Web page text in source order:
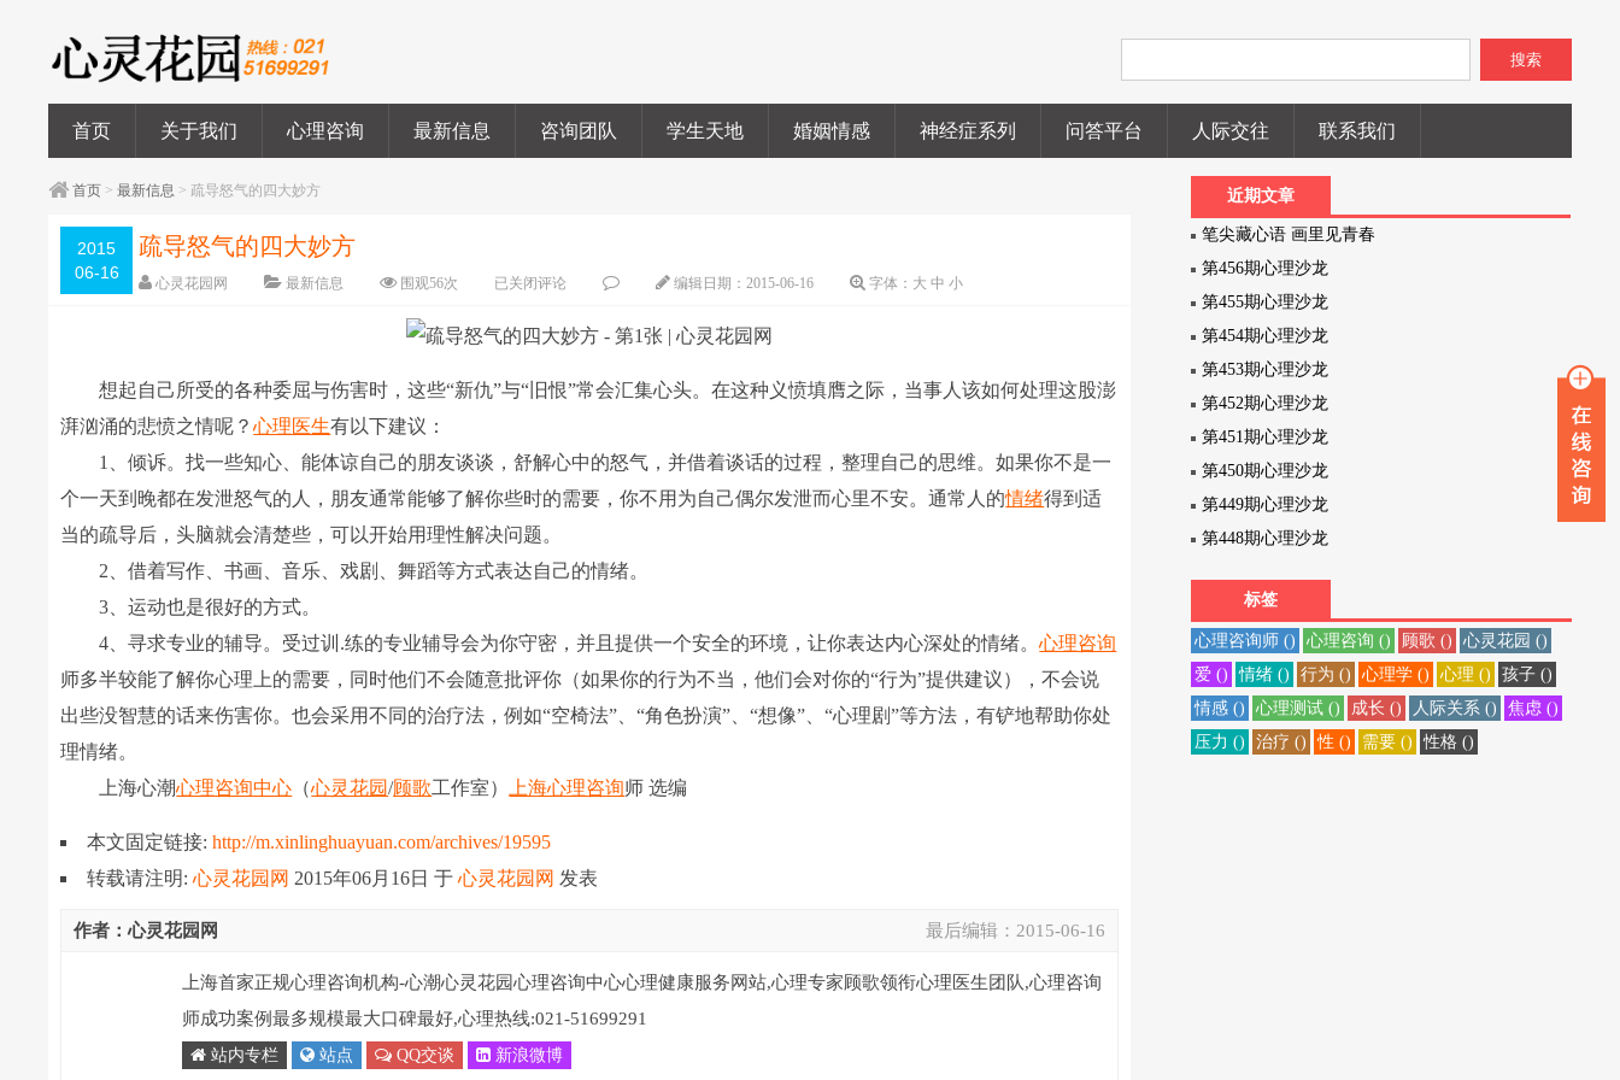
搜索
首页 关于我们 心理咨询 最新信息 咨询团队 学生天地 婚姻情感 神经症系列 问答平台 人际交往 联系我们
首页 >最新信息 > 疏导怒气的四大妙方
2015
06-16
疏导怒气的四大妙方
心灵花园网 最新信息 围观56次 已关闭评论 编辑日期：2015-06-16 字体： 大 中 小
想起自己所受的各种委屈与伤害时，这些“新仇”与“旧恨”常会汇集心头。在这种义愤填膺之际，当事人该如何处理这股澎
湃汹涌的悲愤之情呢？心理医生有以下建议：
1、倾诉。找一些知心、能体谅自己的朋友谈谈，舒解心中的怒气，并借着谈话的过程，整理自己的思维。如果你不是一
个一天到晚都在发泄怒气的人，朋友通常能够了解你些时的需要，你不用为自己偶尔发泄而心里不安。通常人的情绪得到适
当的疏导后，头脑就会清楚些，可以开始用理性解决问题。
2、借着写作、书画、音乐、戏剧、舞蹈等方式表达自己的情绪。
3、运动也是很好的方式。
4、寻求专业的辅导。受过训.练的专业辅导会为你守密，并且提供一个安全的环境，让你表达内心深处的情绪。心理咨询
师多半较能了解你心理上的需要，同时他们不会随意批评你（如果你的行为不当，他们会对你的“行为”提供建议），不会说
出些没智慧的话来伤害你。也会采用不同的治疗法，例如“空椅法”、“角色扮演”、“想像”、“心理剧”等方法，有铲地帮助你处
理情绪。
上海心潮心理咨询中心 （心灵花园/顾歌工作室） 上海心理咨询师 选编
本文固定链接:http://m.xinlinghuayuan.com/archives/19595
转载请注明:心灵花园网 2015年06月16日于心灵花园网 发表
最后编辑： 2015-06-16
作者：心灵花园网
上海首家正规心理咨询机构-心潮心灵花园心理咨询中心心理健康服务网站,心理专家顾歌领衔心理医生团队,心理咨询
师成功案例最多规模最大口碑最好,心理热线:021-51699291
站内专栏 站点 QQ交谈 新浪微博
近期文章
笔尖藏心语 画里见青春
第456期心理沙龙
第455期心理沙龙
第454期心理沙龙
第453期心理沙龙
第452期心理沙龙
第451期心理沙龙
第450期心理沙龙
第449期心理沙龙
第448期心理沙龙
标签
心理咨询师 () 心理咨询 () 顾歌 ()
心灵花园 ()
爱 ()
情绪 () 行为 () 心理学 () 心理 ()
孩子 ()
情感 ()
心理测试 () 成长 () 人际关系 ()
焦虑 ()
压力 ()
治疗 () 性 () 需要 () 性格 ()